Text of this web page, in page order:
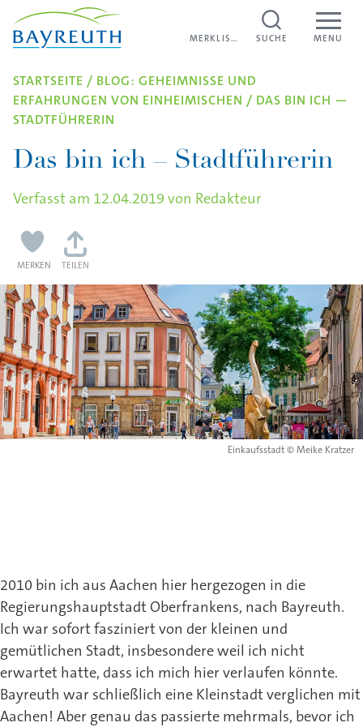
Direkt zum Inhalt
MENU
SUCHE
MERKLISTE
STARTSEITE / BLOG: GEHEIMNISSE UND
ERFAHRUNGEN VON EINHEIMISCHEN / DAS BIN ICH —
STADTFÜHRERIN
Das bin ich – Stadtführerin
Verfasst am 12.04.2019 von Redakteur
MERKEN TEILEN
Einkaufsstadt © Meike Kratzer
2010 bin ich aus Aachen hier hergezogen in die
Regierungshauptstadt Oberfrankens, nach Bayreuth.
Ich war sofort fasziniert von der kleinen und
gemütlichen Stadt, insbesondere weil ich nicht
erwartet hatte, dass ich mich hier verlaufen könnte.
Bayreuth war schließlich eine Kleinstadt verglichen mit
Aachen! Aber genau das passierte mehrmals, bevor ich